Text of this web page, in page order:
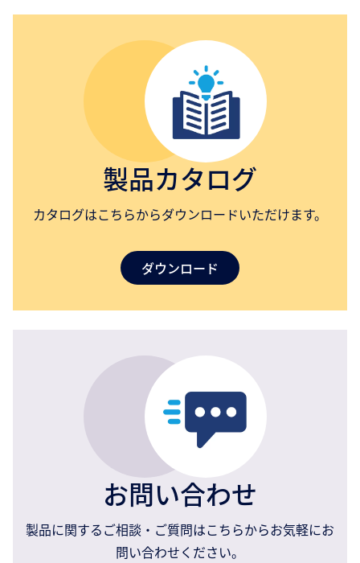
製品カタログ
カタログはこちらからダウンロードいただけます。
ダウンロード
お問い合わせ
製品に関するご相談・ご質問はこちらからお気軽にお
問い合わせください。